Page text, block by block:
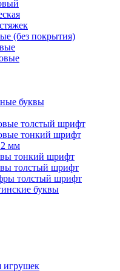
(без покрытия)
буквы
толстый шрифт
тонкий шрифт
мм
тонкий шрифт
толстый шрифт
толстый шрифт
буквы
игрушек